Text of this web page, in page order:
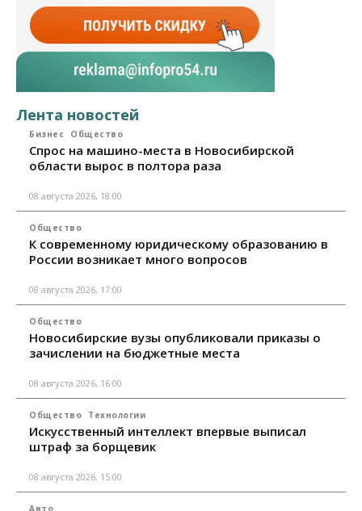
Лента новостей
Бизнес Общество
Спрос на машино-места в Новосибирской
области вырос в полтора раза
08 августа 2026, 18:00
Общество
К современному юридическому образованию в
России возникает много вопросов
08 августа 2026, 17:00
Общество
Новосибирские вузы опубликовали приказы о
зачислении на бюджетные места
08 августа 2026, 16:00
Общество Технологии
Искусственный интеллект впервые выписал
штраф за борщевик
08 августа 2026, 15:00